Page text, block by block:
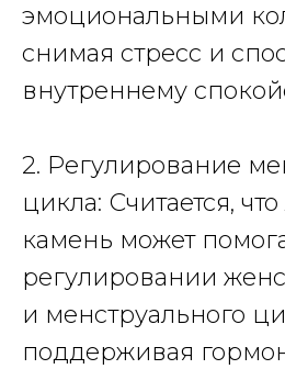
эмоциональными
снимая стресс и
внутреннему
2. Регулирование
цикла: Считается,
камень может
регулировании
и менструального
поддерживая